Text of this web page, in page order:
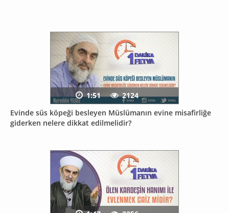
Evinde süs köpeği besleyen Müslümanın evine misafirliğe
giderken nelere dikkat edilmelidir?
1:51 2124